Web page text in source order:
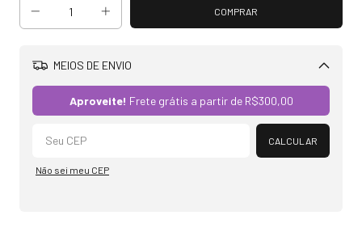
MEIOS DE ENVIO
Aproveite! Frete grátis a partir de R$300,00
CALCULAR
Não sei meu CEP